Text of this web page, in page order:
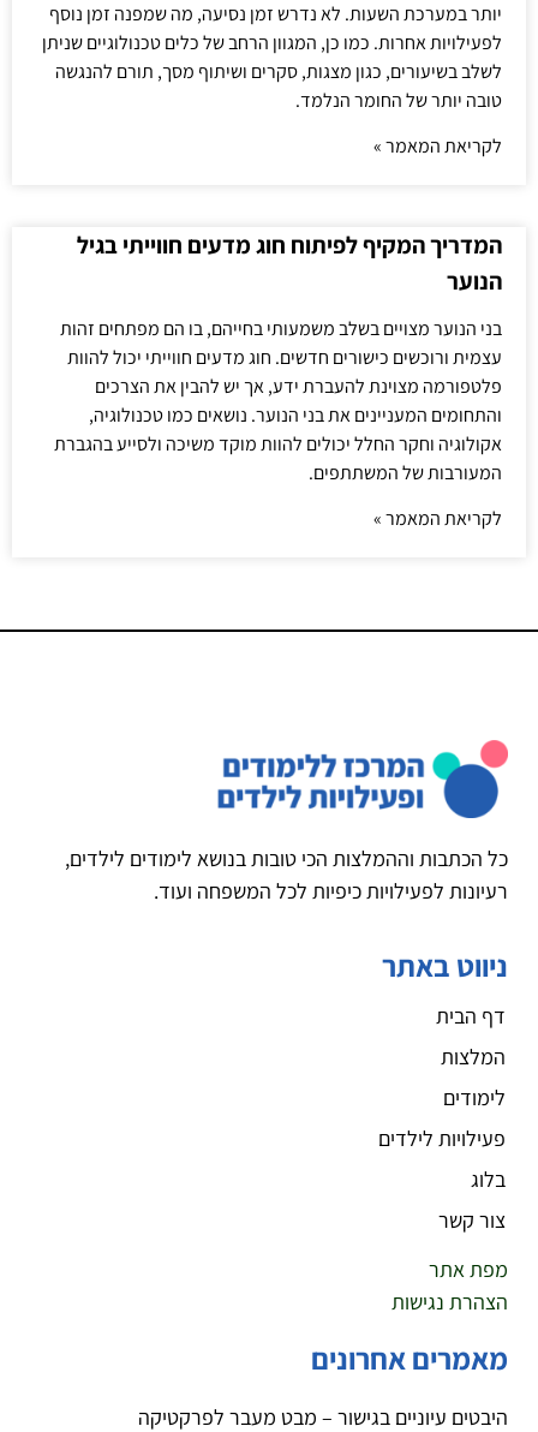
יותר במערכת השעות. לא נדרש זמן נסיעה, מה שמפנה זמן נוסף
לפעילויות אחרות. כמו כן, המגוון הרחב של כלים טכנולוגיים שניתן
לשלב בשיעורים, כגון מצגות, סקרים ושיתוף מסך, תורם להנגשה
טובה יותר של החומר הנלמד.
לקריאת המאמר »
המדריך המקיף לפיתוח חוג מדעים חווייתי בגיל
הנוער
בני הנוער מצויים בשלב משמעותי בחייהם, בו הם מפתחים זהות
עצמית ורוכשים כישורים חדשים. חוג מדעים חווייתי יכול להוות
פלטפורמה מצוינת להעברת ידע, אך יש להבין את הצרכים
והתחומים המעניינים את בני הנוער. נושאים כמו טכנולוגיה,
אקולוגיה וחקר החלל יכולים להוות מוקד משיכה ולסייע בהגברת
המעורבות של המשתתפים.
לקריאת המאמר »
כל הכתבות וההמלצות הכי טובות בנושא לימודים לילדים,
רעיונות לפעילויות כיפיות לכל המשפחה ועוד.
ניווט באתר
דף הבית
המלצות
לימודים
פעילויות לילדים
בלוג
צור קשר
מפת אתר
הצהרת נגישות
מאמרים אחרונים
היבטים עיוניים בגישור – מבט מעבר לפרקטיקה